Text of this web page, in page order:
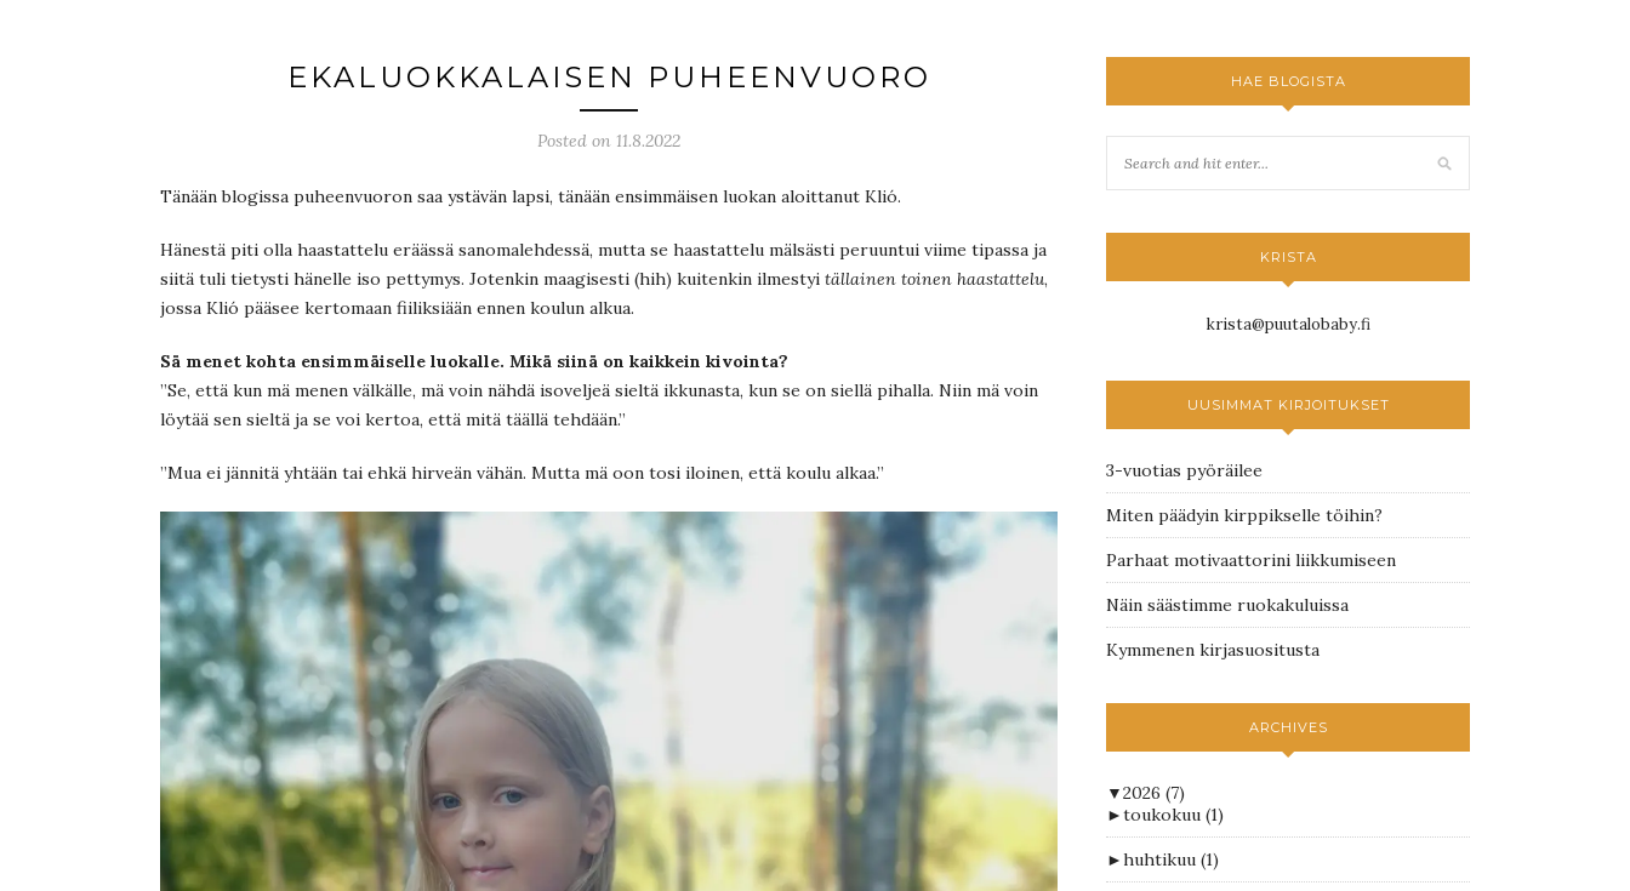
EKALUOKKALAISEN PUHEENVUORO
Posted on 11.8.2022
Tänään blogissa puheenvuoron saa ystävän lapsi, tänään ensimmäisen luokan aloittanut Klió.
Hänestä piti olla haastattelu eräässä sanomalehdessä, mutta se haastattelu mälsästi peruuntui viime tipassa ja
siitä tuli tietysti hänelle iso pettymys. Jotenkin maagisesti (hih) kuitenkin ilmestyi tällainen toinen haastattelu,
jossa Klió pääsee kertomaan fiiliksiään ennen koulun alkua.
Sä menet kohta ensimmäiselle luokalle. Mikä siinä on kaikkein kivointa?
”Se, että kun mä menen välkälle, mä voin nähdä isoveljeä sieltä ikkunasta, kun se on siellä pihalla. Niin mä voin
löytää sen sieltä ja se voi kertoa, että mitä täällä tehdään.”
”Mua ei jännitä yhtään tai ehkä hirveän vähän. Mutta mä oon tosi iloinen, että koulu alkaa.”
HAE BLOGISTA
KRISTA
krista@puutalobaby.fi
UUSIMMAT KIRJOITUKSET
3-vuotias pyöräilee
Miten päädyin kirppikselle töihin?
Parhaat motivaattorini liikkumiseen
Näin säästimme ruokakuluissa
Kymmenen kirjasuositusta
ARCHIVES
▼2026 (7)
►toukokuu (1)
►huhtikuu (1)